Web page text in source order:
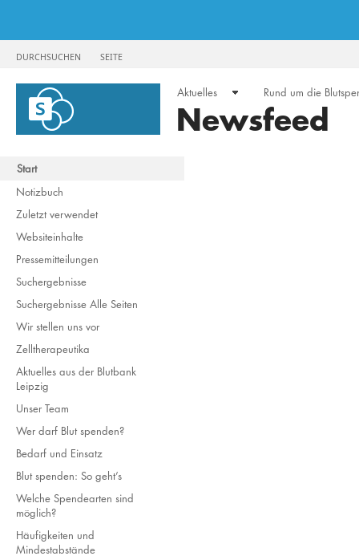
DURCHSUCHEN SEITE
Aktuelles Rund um die
Newsfeed
Start
Notizbuch
Zuletzt verwendet
Websiteinhalte
Pressemitteilungen
Suchergebnisse
Suchergebnisse Alle Seiten
Wir stellen uns vor
Zelltherapeutika
Aktuelles aus der Blutbank
Leipzig
Unser Team
Wer darf Blut spenden?
Bedarf und Einsatz
Blut spenden: So geht’s
Welche Spendearten sind
möglich?
Häufigkeiten und
Mindestabstände